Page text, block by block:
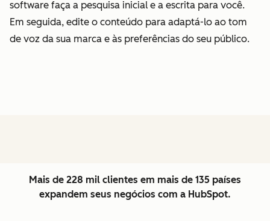
software faça a pesquisa inicial e a escrita para você.
Em seguida, edite o conteúdo para adaptá-lo ao tom
de voz da sua marca e às preferências do seu público.
Mais de 228 mil clientes em mais de 135 países
expandem seus negócios com a HubSpot.